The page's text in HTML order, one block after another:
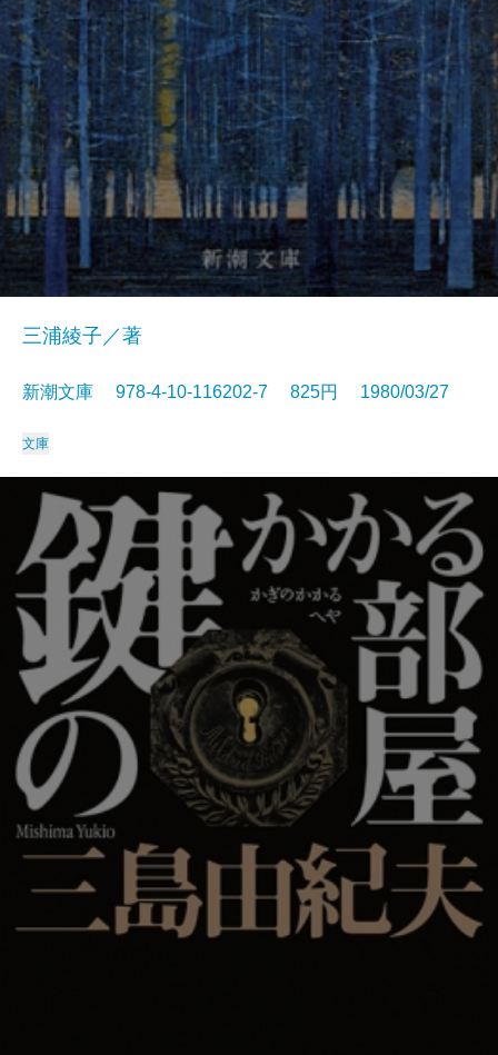
三浦綾子／著
新潮文庫 978-4-10-116202-7 825円 1980/03/27
文庫